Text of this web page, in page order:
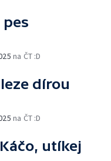
pes
na ČT :D
dírou
na ČT :D
utíkej